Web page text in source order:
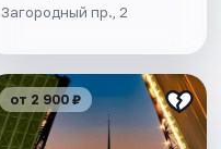
Загородный пр., 2
от 2 900 ₽